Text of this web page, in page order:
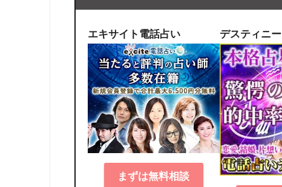
エキサイト電話占い
まずは無料相談
デスティニー